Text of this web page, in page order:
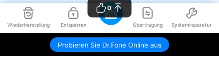
Wiederherstellung Entsperren Übertragung Systemreparatur
Probieren Sie Dr.Fone Online aus
0